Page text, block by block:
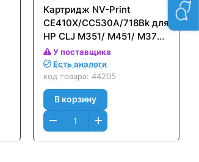
Картридж NV-Print
CE410X/CC530A/718Bk для
HP CLJ M351/ M451/ M375/
M475, CP2025/ CM2320,
Canon i-SENSYS LBP-7200
(4000стр.) Черный (Black)
У поставщика
Есть аналоги
код товара: 44205
В корзину